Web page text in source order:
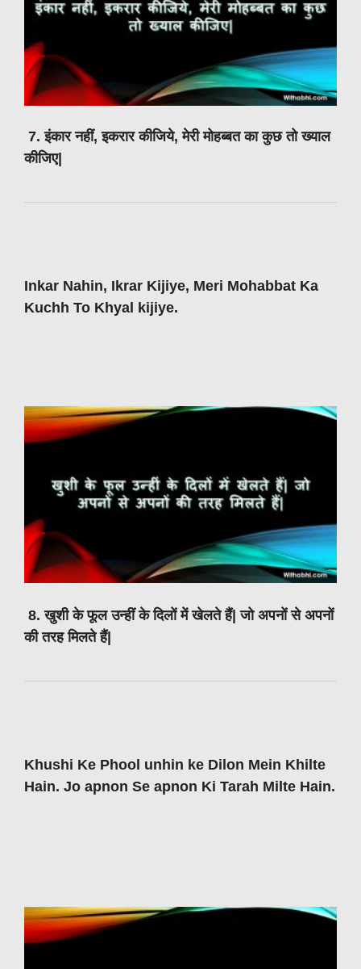
7. इंकार नहीं, इकरार कीजिये, मेरी मोहब्बत का कुछ तो ख्याल
कीजिए|
Inkar Nahin, Ikrar Kijiye, Meri Mohabbat Ka
Kuchh To Khyal kijiye.
8. खुशी के फूल उन्हीं के दिलों में खेलते हैं| जो अपनों से अपनों
की तरह मिलते हैं|
Khushi Ke Phool unhin ke Dilon Mein Khilte
Hain. Jo apnon Se apnon Ki Tarah Milte Hain.